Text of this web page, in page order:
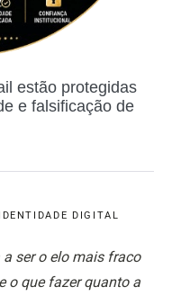
estão protegidas
e falsificação de
DIGITAL
ser o elo mais fraco
o que fazer quanto a